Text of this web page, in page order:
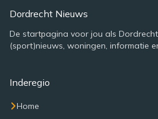
Dordrecht Nieuws
De startpagina voor jou als
(sport)nieuws, woningen, informatie
Inderegio
Home